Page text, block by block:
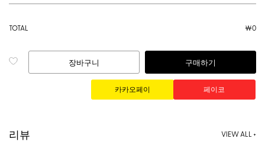
TOTAL ￦0
장바구니 구매하기
리뷰 VIEW ALL +